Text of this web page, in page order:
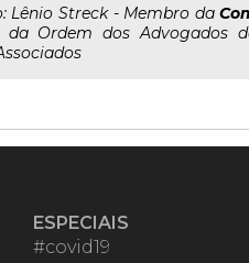
Lênio Streck - Membro da
da Ordem dos Advogados
ESPECIAIS
#covid19